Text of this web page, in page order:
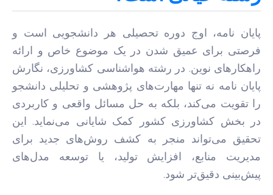
پایان نامه، اوج دوره تحصیلی هر دانشجویی است و
فرصتی برای عمیق شدن در یک موضوع خاص و ارائه
راهکارهای نوین. در رشته هواشناسی کشاورزی، نگارش
پایان نامه نه تنها مهارت‌های پژوهشی و تحلیلی دانشجو
را تقویت می‌کند، بلکه به حل مسائل واقعی و کاربردی
در بخش کشاورزی کشور کمک شایانی می‌نماید. این
تحقیق می‌تواند منجر به کشف روش‌های جدید برای
مدیریت منابع، افزایش تولید، یا توسعه مدل‌های
پیش‌بینی دقیق‌تر شود.